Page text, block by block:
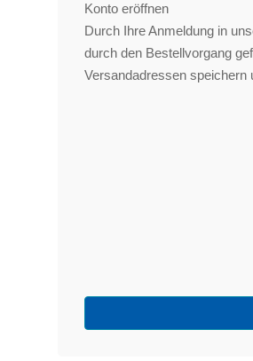
Konto eröffnen
Durch Ihre Anmeldung in
durch den Bestellvorgang
Versandadressen speichern